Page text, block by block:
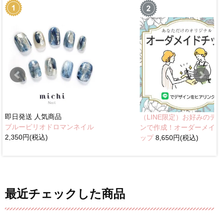
即日発送 人気商品
ブルーピリオドロマンネイル
2,350円(税込)
（LINE限定）お好みのデ
ンで作成！オーダーメイ
ップ8,650円(税込)
最近チェックした商品